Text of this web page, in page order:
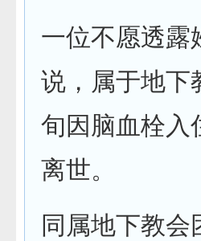
一位不愿透露
说，属于地下
旬因脑血栓入
离世。
同属地下教